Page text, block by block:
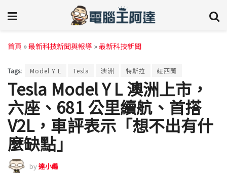
首頁 »最新科技新聞與報導 »最新科技新聞
Tags: Model Y L Tesla 澳洲 特斯拉 紐西蘭
Tesla Model Y L 澳洲上市，
六座、681 公里續航、首搭
V2L，車評表示「想不出有什
麼缺點」
by達小編